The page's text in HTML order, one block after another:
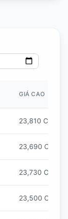
GIÁ CAO
23,810 CNY/mt
23,690 CNY/
23,730 CNY/
23,500 CNY/